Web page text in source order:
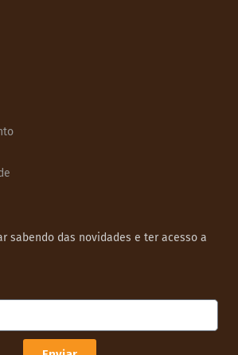
sabendo das novidades e ter acesso a